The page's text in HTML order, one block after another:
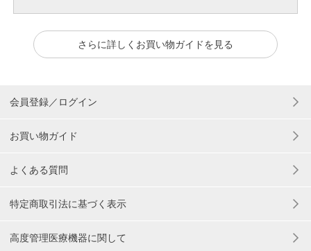
さらに詳しくお買い物ガイドを見る
会員登録／ログイン
お買い物ガイド
よくある質問
特定商取引法に基づく表示
高度管理医療機器に関して